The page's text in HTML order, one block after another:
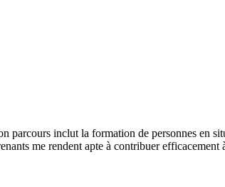
inclut la formation de personnes en
me rendent apte à contribuer efficacement